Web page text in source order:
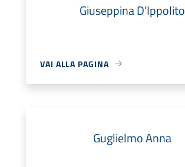
Giuseppina D’Ippolito
VAI ALLA PAGINA
Guglielmo Anna